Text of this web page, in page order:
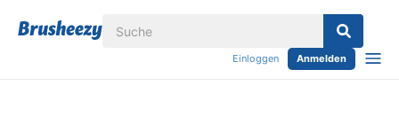
Einloggen Anmelden